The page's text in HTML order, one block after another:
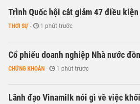
Trình Quốc hội cắt giảm 47 điều
THỜI SỰ - 1 phút trước
Cổ phiếu doanh nghiệp Nhà nước
CHỨNG KHOÁN - 1 phút trước
Lãnh đạo Vinamilk nói gì về việc